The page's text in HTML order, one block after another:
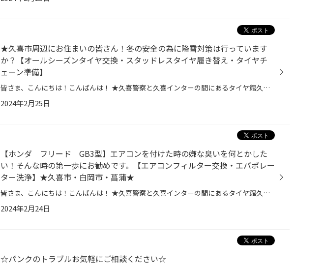
★久喜市周辺にお住まいの皆さん！冬の安全の為に降雪対策は行っています
か？【オールシーズンタイヤ交換・スタッドレスタイヤ履き替え・タイヤチ
ェーン準備】
皆さま、こんにちは！こんばんは！ ★久喜警察と久喜インターの間にあるタイヤ館久喜です★ いつも当店WEBをご覧いただきありがとうございます！ 皆様、降雪や凍結の備えはお済ですか？ 今年の冬は暖冬と言われていますが、いざ雪が降ると『ドカ雪』になるとも言われています。 さらに、例年より冬に...
2024年2月25日
【ホンダ フリード GB3型】エアコンを付けた時の嫌な臭いを何とかした
い！そんな時の第一歩にお勧めです。【エアコンフィルター交換・エバポレー
ター洗浄】★久喜市・白岡市・菖蒲★
皆さま、こんにちは！こんばんは！ ★久喜警察と久喜インターの間にあるタイヤ館久喜です★ いつも当店WEBをご覧いただきありがとうございます！ ーーーーーーーーーーーーーーーーーーーーーーーーーーーーーーーーーーーーーーーーーー お客様のお車【 ホンダ：フリード 】にて エアコンフィルター...
2024年2月24日
☆パンクのトラブルお気軽にご相談ください☆